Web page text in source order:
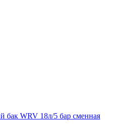
бак WRV 18л/5 бар сменная